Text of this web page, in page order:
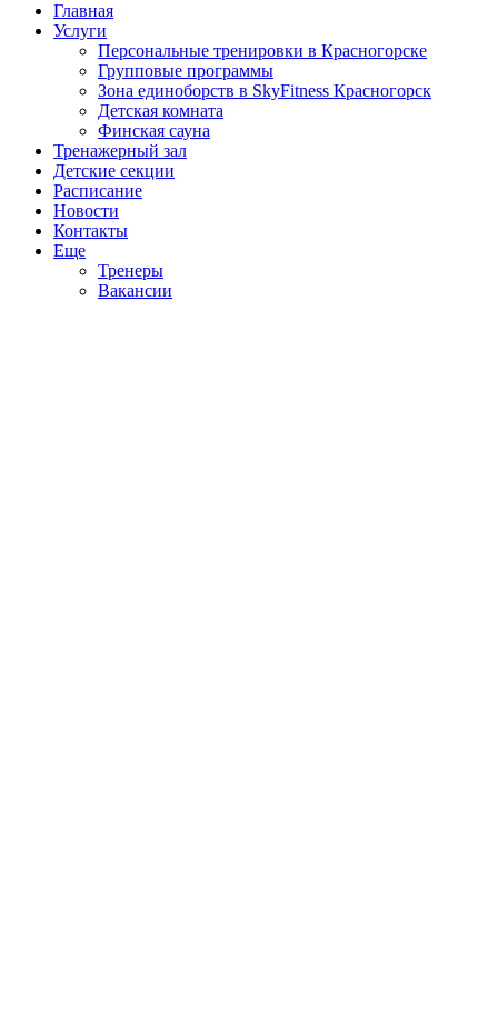
Главная
Услуги
Персональные тренировки в Красногорске
Групповые программы
Зона единоборств в SkyFitness Красногорск
Детская комната
Финская сауна
Тренажерный зал
Детские секции
Расписание
Новости
Контакты
Еще
Тренеры
Вакансии